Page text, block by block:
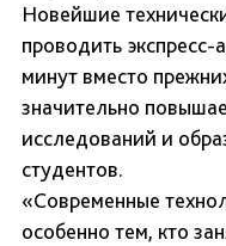
Новейшие
проводить экспресс-
минут вместо
значительно
исследований и
студентов.
«Современные
особенно тем, кто